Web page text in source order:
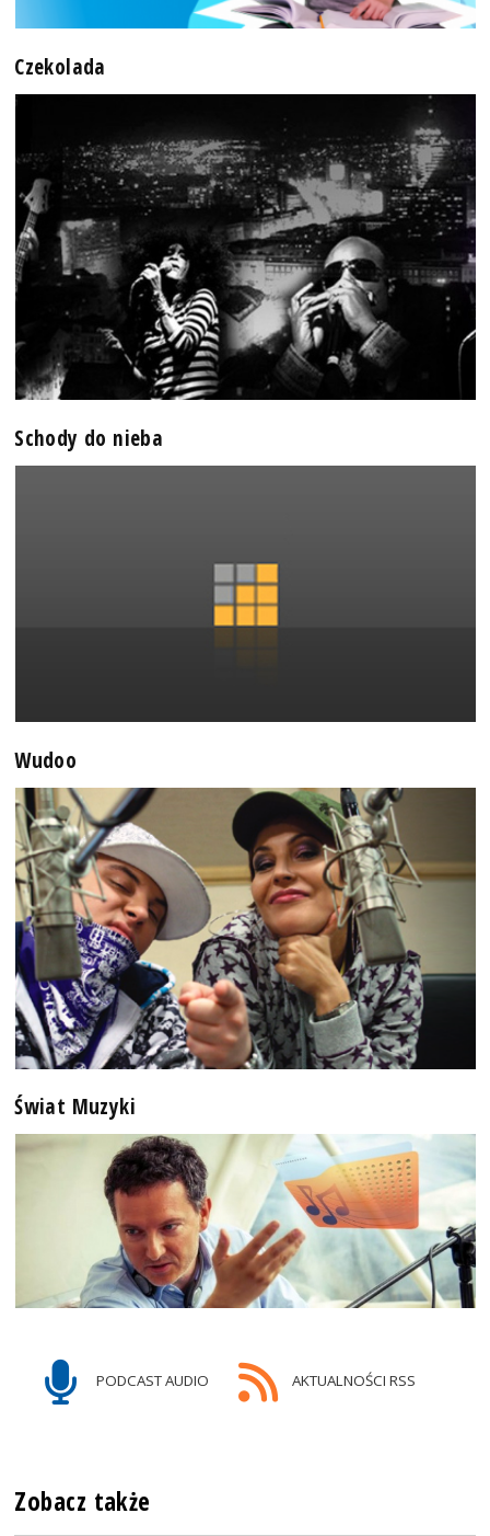
Czekolada
Schody do nieba
Wudoo
Świat Muzyki
PODCAST AUDIO AKTUALNOŚCI RSS
Zobacz także